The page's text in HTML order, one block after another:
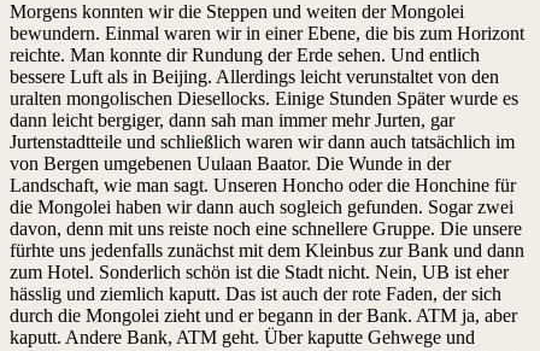
Morgens konnten wir die Steppen und weiten der Mongolei
bewundern. Einmal waren wir in einer Ebene, die bis zum Horizont
reichte. Man konnte dir Rundung der Erde sehen. Und entlich
bessere Luft als in Beijing. Allerdings leicht verunstaltet von den
uralten mongolischen Diesellocks. Einige Stunden Später wurde es
dann leicht bergiger, dann sah man immer mehr Jurten, gar
Jurtenstadtteile und schließlich waren wir dann auch tatsächlich im
von Bergen umgebenen Uulaan Baator. Die Wunde in der
Landschaft, wie man sagt. Unseren Honcho oder die Honchine für
die Mongolei haben wir dann auch sogleich gefunden. Sogar zwei
davon, denn mit uns reiste noch eine schnellere Gruppe. Die unsere
fürhte uns jedenfalls zunächst mit dem Kleinbus zur Bank und dann
zum Hotel. Sonderlich schön ist die Stadt nicht. Nein, UB ist eher
hässlig und ziemlich kaputt. Das ist auch der rote Faden, der sich
durch die Mongolei zieht und er begann in der Bank. ATM ja, aber
kaputt. Andere Bank, ATM geht. Über kaputte Gehwege und